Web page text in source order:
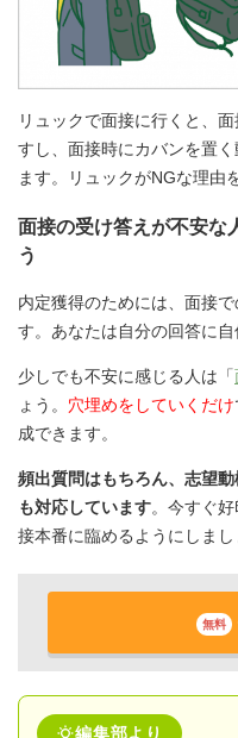
リュックで面接に行くと、
すし、面接時にカバンを置
ます。リュックがNGな理由
面接の受け答えが不安な
う
内定獲得のためには、面接
す。あなたは自分の回答に
少しでも不安に感じる人は「
ょう。 穴埋めをしていくだけ
成できます。
頻出質問はもちろん、志望
も対応しています。今すぐ
接本番に臨めるようにしまし
無料
編集部より